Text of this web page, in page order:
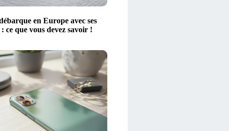
en Europe avec ses
ce que vous devez savoir !